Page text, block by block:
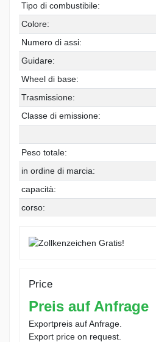
Tipo di combustibile:
Colore:
Numero di assi:
Guidare:
Wheel di base:
Trasmissione:
Classe di emissione:
Peso totale:
in ordine di marcia:
capacità:
corso:
Price
Preis auf Anfrage
Exportpreis auf Anfrage.
Export price on request.